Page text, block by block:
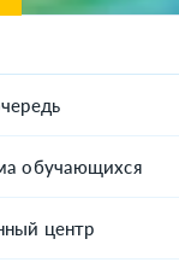
обучающихся
центр